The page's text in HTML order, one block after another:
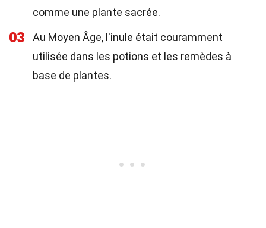
comme une plante sacrée.
03
Au Moyen Âge, l'inule était couramment
utilisée dans les potions et les remèdes à
base de plantes.